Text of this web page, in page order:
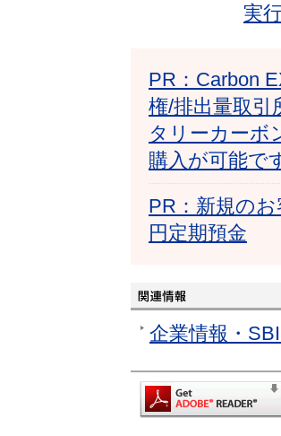
実
PR：Carbon
権/排出量取引
タリーカーボ
購入が可能で
PR：新規の
円定期預金
企業情報・